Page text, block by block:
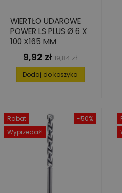
WIERTŁO UDAROWE
POWER LS PLUS Ø 6 X
100 X165 MM
Cena
9,92 zł Cena
podstawowa
19,84 zł
Dodaj do koszyka
-50%
Rabat
Wyprzedaż!